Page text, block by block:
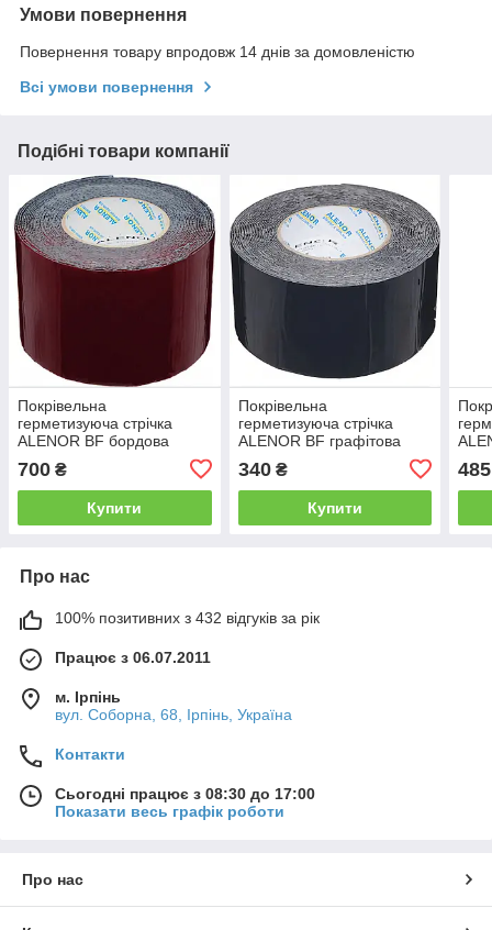
Умови повернення
Повернення товару впродовж 14 днів за домовленістю
Всі умови повернення
Подібні товари компанії
Покрівельна
герметизуюча стрічка
ALENOR BF бордова
700 ₴
Купити
Покрівельна
герметизуюча стрічка
ALENOR BF графітова
340₴
Купити
485
Про нас
100% позитивних з 432 відгуків за рік
Працює з 06.07.2011
м. Ірпінь
вул. Соборна, 68, Ірпінь, Україна
Контакти
Сьогодні працює з 08:30 до 17:00
Показати весь графік роботи
Про нас